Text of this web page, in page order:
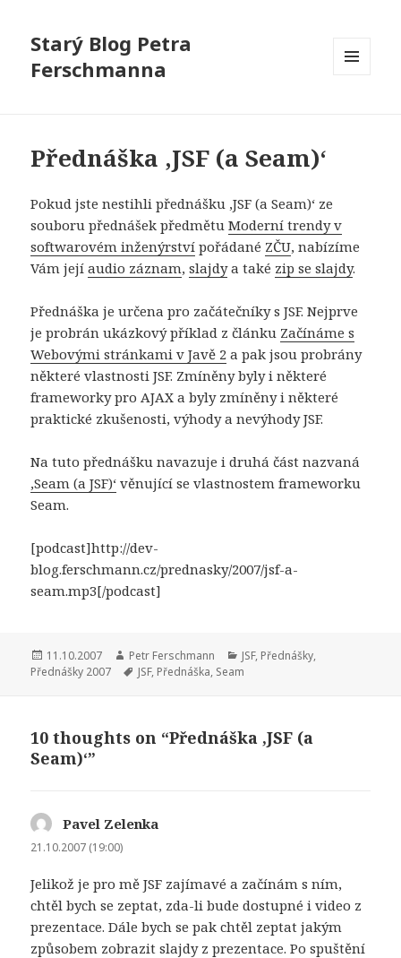
Starý Blog Petra
Ferschmanna
Přednáška ‚JSF (a Seam)‘
Pokud jste nestihli přednášku ‚JSF (a Seam)‘ ze
souboru přednášek předmětuModerní trendy v
softwarovém inženýrství pořádané ZČU, nabízíme
Vám jejíaudio záznam,slajdya také zip se slajdy.
Přednáška je určena pro začátečníky s JSF. Nejprve
je probrán ukázkový příklad z článku Začínáme s
Webovými stránkami v Javě 2 a pak jsou probrány
některé vlastnosti JSF. Zmíněny byly i některé
frameworky pro AJAX a byly zmíněny i některé
praktické zkušenosti, výhody a nevýhody JSF.
Na tuto přednášku navazuje i druhá část nazvaná
‚Seam (a JSF)‘ věnující se vlastnostem frameworku
Seam.
[podcast]http://dev-
blog.ferschmann.cz/prednasky/2007/jsf-a-
seam.mp3[/podcast]
Publikováno:
11.10.2007 Autor:
Petr Ferschmann Rubriky:
JSF, Přednášky,
Přednášky 2007
Štítky:
JSF, Přednáška, Seam
10 thoughts on “Přednáška ‚JSF (a
Seam)‘”
Pavel Zelenka
21.10.2007 (19:00)
Jelikož je pro mě JSF zajímavé a začínám s ním,
chtěl bych se zeptat, zda-li bude dostupné i video z
prezentace. Dále bych se pak chtěl zeptat jakým
způsobem zobrazit slajdy z prezentace. Po spuštění